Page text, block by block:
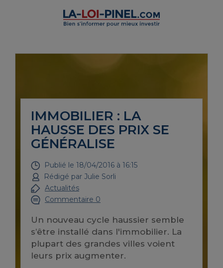
IMMOBILIER : LA
HAUSSE DES PRIX SE
GÉNÉRALISE
Publié le 18/04/2016 à 16:15
Rédigé par Julie Sorli
Actualités
Commentaire 0
Un nouveau cycle haussier semble
s’être installé dans l'immobilier. La
plupart des grandes villes voient
leurs prix augmenter.